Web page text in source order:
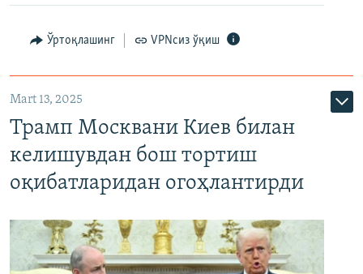
Ўртоқлашинг VPNсиз ўқиш
Mart 13, 2025
Трамп Москвани Киев билан
келишувдан бош тортиш
оқибатларидан огоҳлантирди